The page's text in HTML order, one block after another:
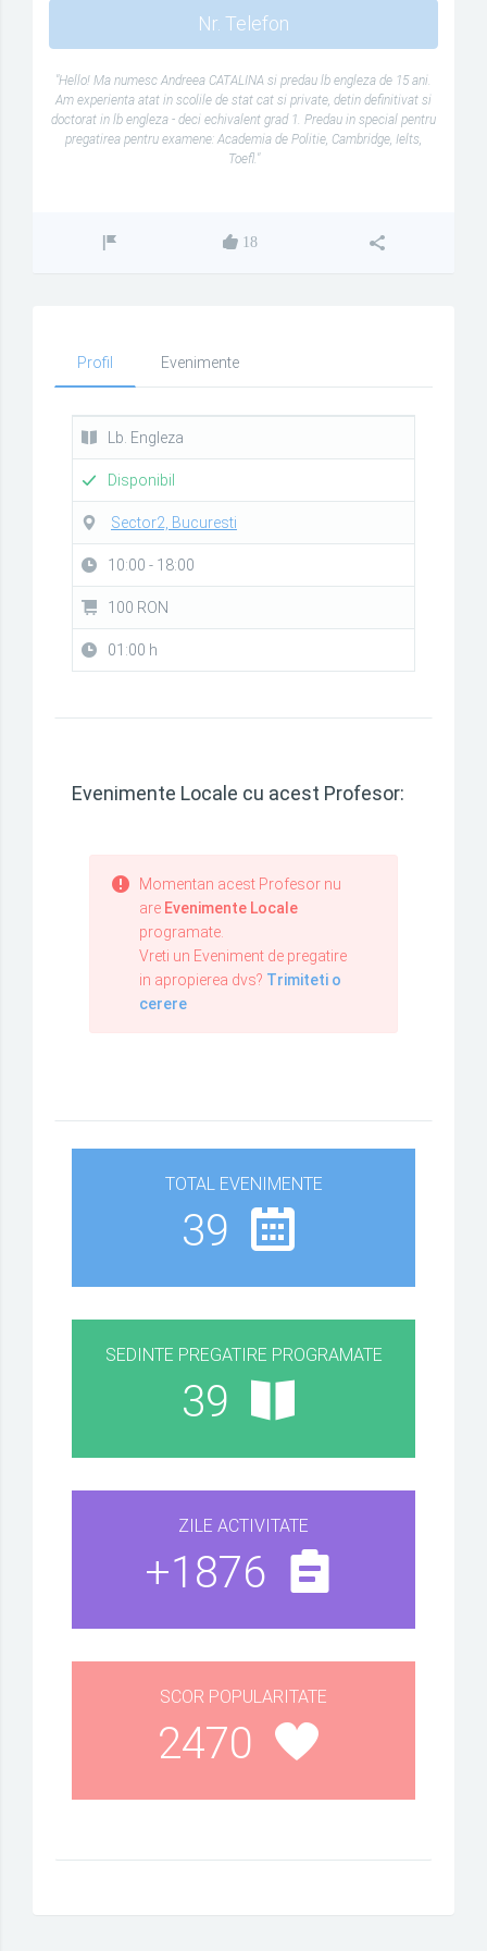
Nr. Telefon
"Hello! Ma numesc Andreea CATALINA si predau lb engleza de 15 ani.
Am experienta atat in scolile de stat cat si private, detin definitivat si
doctorat in lb engleza - deci echivalent grad 1. Predau in special pentru
pregatirea pentru examene: Academia de Politie, Cambridge, Ielts,
Toefl."
18
Profil Evenimente
Lb. Engleza
Disponibil
Sector2, Bucuresti
10:00 - 18:00
100 RON
01:00 h
Evenimente Locale cu acest Profesor:
Momentan acest Profesor nu
are Evenimente Locale
programate.
Vreti un Eveniment de pregatire
in apropierea dvs? Trimiteti o
cerere
TOTAL EVENIMENTE
39
SEDINTE PREGATIRE PROGRAMATE
39
ZILE ACTIVITATE
+1876
SCOR POPULARITATE
2470